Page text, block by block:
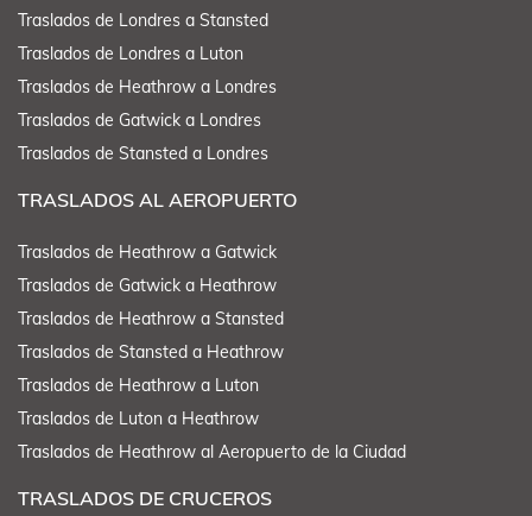
Traslados de Londres a Stansted
Traslados de Londres a Luton
Traslados de Heathrow a Londres
Traslados de Gatwick a Londres
Traslados de Stansted a Londres
TRASLADOS AL AEROPUERTO
Traslados de Heathrow a Gatwick
Traslados de Gatwick a Heathrow
Traslados de Heathrow a Stansted
Traslados de Stansted a Heathrow
Traslados de Heathrow a Luton
Traslados de Luton a Heathrow
Traslados de Heathrow al Aeropuerto de la Ciudad
TRASLADOS DE CRUCEROS